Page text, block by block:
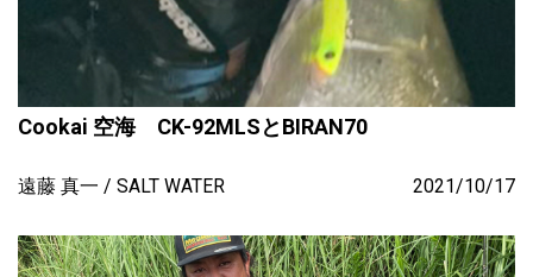
Cookai 空海 CK-92MLSとBIRAN70
遠藤 真一 SALT WATER 2021/10/17